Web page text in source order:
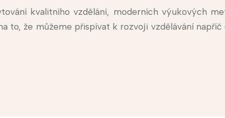
kvalitního vzdělání, moderních výukových
to, že můžeme přispívat k rozvoji vzdělávání